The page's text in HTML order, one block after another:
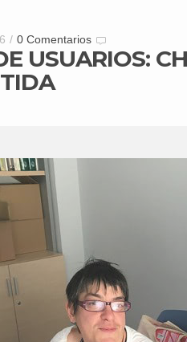
/ 0 Comentarios
USUARIOS: